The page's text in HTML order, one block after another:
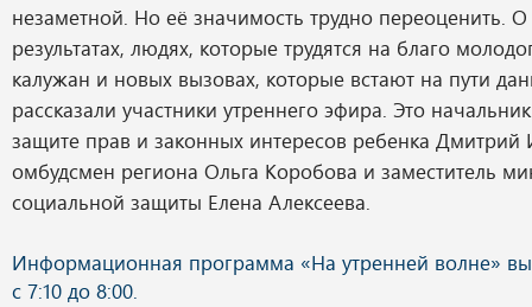
незаметной. Но её значимость трудно переоценить. О
результатах, людях, которые трудятся на благо
калужан и новых вызовах, которые встают на пути
рассказали участники утреннего эфира. Это
защите прав и законных интересов ребенка Дмитрий
омбудсмен региона Ольга Коробова и заместитель
социальной защиты Елена Алексеева.